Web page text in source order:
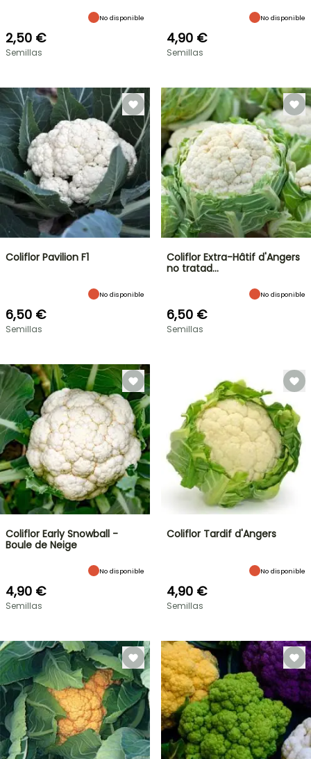
No disponible
2,50 €
Semillas
No disponible
4,90 €
Semillas
Coliflor Pavilion F1
No disponible
6,50 €
Semillas
Coliflor Extra-Hâtif d'Angers
no tratad…
No disponible
6,50 €
Semillas
Coliflor Early Snowball -
Boule de Neige
No disponible
4,90 €
Semillas
Coliflor Tardif d'Angers
No disponible
4,90 €
Semillas